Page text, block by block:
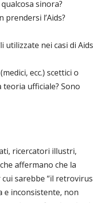
sinora?
prendersi l’Aids?
utilizzate nei casi di Aids
ecc.) scettici o
teoria ufficiale? Sono
ricercatori illustri,
affermano che la
cui sarebbe “il retrovirus
e inconsistente, non